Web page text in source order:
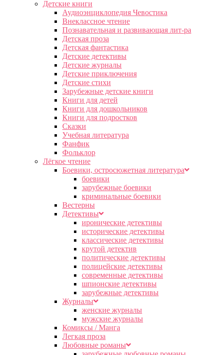
Детские книги
Аудиоэнциклопедия Чевостика
Внеклассное чтение
Познавательная и развивающая лит-ра
Детская проза
Детская фантастика
Детские детективы
Детские журналы
Детские приключения
Детские стихи
Зарубежные детские книги
Книги для детей
Книги для дошкольников
Книги для подростков
Сказки
Учебная литература
Фанфик
Фольклор
Лёгкое чтение
Боевики, остросюжетная литература
боевики
зарубежные боевики
криминальные боевики
Вестерны
Детективы
иронические детективы
исторические детективы
классические детективы
крутой детектив
политические детективы
полицейские детективы
современные детективы
шпионские детективы
зарубежные детективы
Журналы
женские журналы
мужские журналы
Комиксы / Манга
Легкая проза
Любовные романы